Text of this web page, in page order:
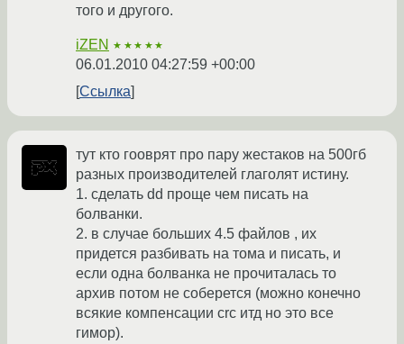
того и другого.
iZEN ★★★★★
06.01.2010 04:27:59 +00:00
Ссылка
тут кто гооврят про пару жестаков на 500гб
разных производителей глаголят истину.
1. сделать dd проще чем писать на
болванки.
2. в случае больших 4.5 файлов , их
придется разбивать на тома и писать, и
если одна болванка не прочиталась то
архив потом не соберется (можно конечно
всякие компенсации crc итд но это все
гимор).